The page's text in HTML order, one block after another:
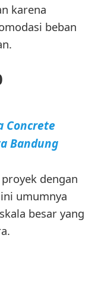
karena
beban
Concrete
Bandung
dengan
umumnya
besar yang